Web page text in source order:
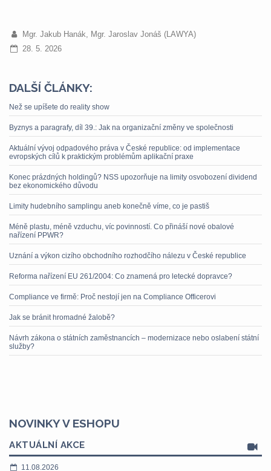
Mgr. Jakub Hanák, Mgr. Jaroslav Jonáš (LAWYA)
28. 5. 2026
DALŠÍ ČLÁNKY:
Než se upíšete do reality show
Byznys a paragrafy, díl 39.: Jak na organizační změny ve společnosti
Aktuální vývoj odpadového práva v České republice: od implementace
evropských cílů k praktickým problémům aplikační praxe
Konec prázdných holdingů? NSS upozorňuje na limity osvobození dividend
bez ekonomického důvodu
Limity hudebního samplingu aneb konečně víme, co je pastiš
Méně plastu, méně vzduchu, víc povinností. Co přináší nové obalové
nařízení PPWR?
Uznání a výkon cizího obchodního rozhodčího nálezu v České republice
Reforma nařízení EU 261/2004: Co znamená pro letecké dopravce?
Compliance ve firmě: Proč nestojí jen na Compliance Officerovi
Jak se bránit hromadné žalobě?
Návrh zákona o státních zaměstnancích – modernizace nebo oslabení státní
služby?
NOVINKY V ESHOPU
AKTUÁLNÍ AKCE
11.08.2026